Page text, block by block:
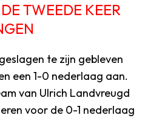
TWEEDE KEER
te zijn gebleven
een 1-0 nederlaag aan.
van Ulrich Landvreugd
voor de 0-1 nederlaag